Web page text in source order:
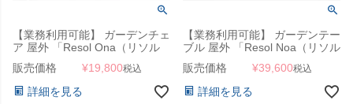
【業務利用可能】 ガーデンチェ
ア 屋外 「Resol Ona（リソル
オナ アームチェア）」
販売価格 ¥19,800税込
詳細を見る
【業務利用可能】 ガーデンテー
ブル 屋外 「Resol Noa（リソル
ノア テーブル 90cm×90cm）」
販売価格 ¥39,600税込
詳細を見る